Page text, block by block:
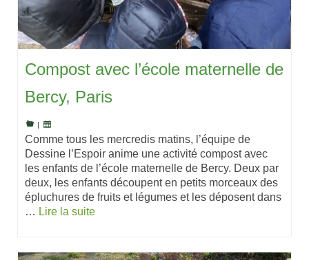
Compost avec l’école maternelle de
Bercy, Paris
Comme tous les mercredis matins, l’équipe de
Dessine l’Espoir anime une activité compost avec
les enfants de l’école maternelle de Bercy. Deux par
deux, les enfants découpent en petits morceaux des
épluchures de fruits et légumes et les déposent dans
… Lire la suite